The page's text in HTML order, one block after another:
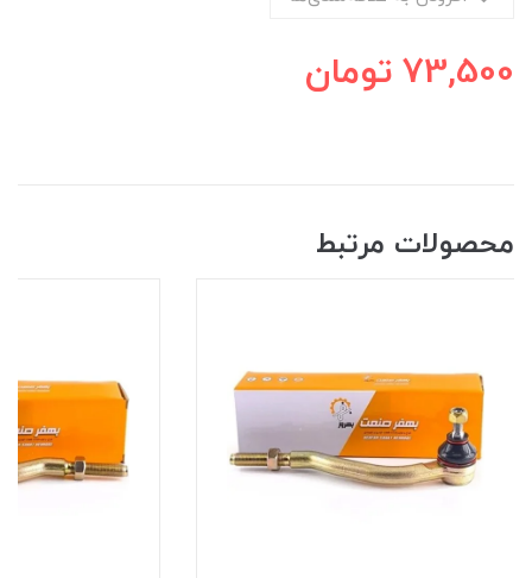
73,500 تومان
محصولات مرتبط